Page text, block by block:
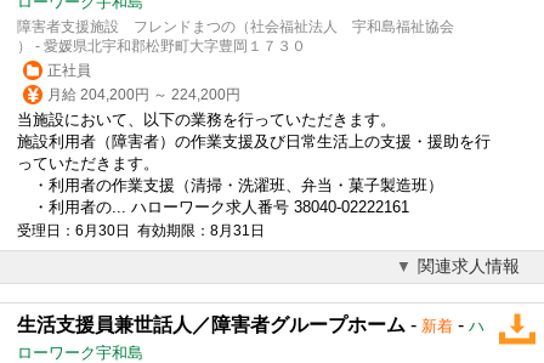
障害者支援施設 フレンドまつの（社会福祉法人 宇和島福祉協会
） - 愛媛県北宇和郡松野町大字豊岡１７３０
正社員
月給 204,200円 ～ 224,200円
当施設において、以下の業務を行っていただきます。
施設利用者（障害者）の作業支援及び日常生活上の支援・援助を行
っていただきます。
・利用者の作業支援（清掃・洗濯班、弁当・菓子製造班）
・利用者の... ハローワーク求人番号 38040-02222161
受理日：6月30日 有効期限：8月31日
関連求人情報
生活支援員兼世話人／障害者グループホーム - 新着 - ハ
ローワーク宇和島